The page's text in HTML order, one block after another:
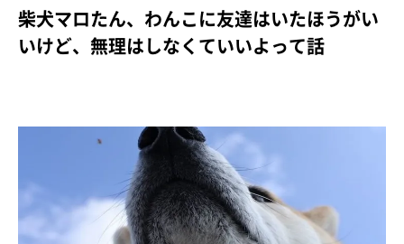
柴犬マロたん、わんこに友達はいたほうがい
いけど、無理はしなくていいよって話